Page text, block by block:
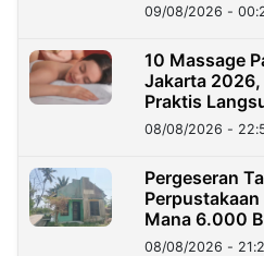
09/08/2026 -
10 Massage
Jakarta 2026,
Praktis
08/08/2026 -
Pergeseran
Mana 6.000
Kini?
08/08/2026 -